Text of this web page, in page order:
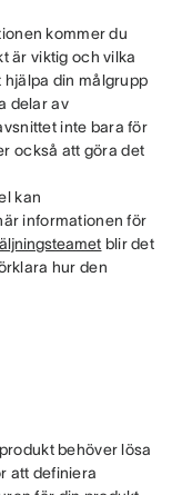
kommer du
är viktig och vilka
din målgrupp
delar av
inte bara för
också att göra det
kan
informationen för
blir det
hur den
behöver lösa
att definiera